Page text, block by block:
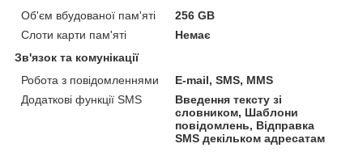
Об'єм вбудованої пам'яті
256 GB
Слоти карти пам'яті
Немає
Зв'язок та комунікації
Робота з повідомленнями
E-mail, SMS, MMS
Додаткові функції SMS
Введення тексту зі
словником, Шаблони
повідомлень, Відправка
SMS декільком адресатам